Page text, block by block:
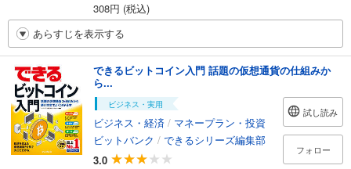
308円 (税込)
あらすじを表示する
できるビットコイン入門 話題の仮想通貨の仕組みか
ら...
ビジネス・実用
ビジネス・経済 / マネープラン・投資
ビットバンク / できるシリーズ編集部
3.0
試し読み
フォロー